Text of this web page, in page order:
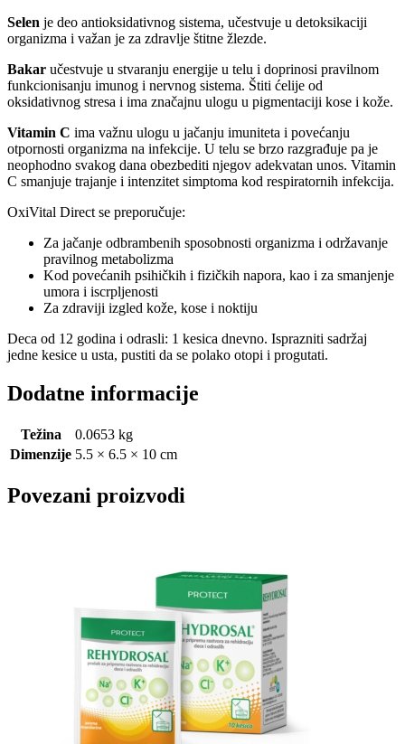
Selen je deo antioksidativnog sistema, učestvuje u detoksikaciji
organizma i važan je za zdravlje štitne žlezde.
Bakar učestvuje u stvaranju energije u telu i doprinosi pravilnom
funkcionisanju imunog i nervnog sistema. Štiti ćelije od
oksidativnog stresa i ima značajnu ulogu u pigmentaciji kose i kože.
Vitamin C ima važnu ulogu u jačanju imuniteta i povećanju
otpornosti organizma na infekcije. U telu se brzo razgrađuje pa je
neophodno svakog dana obezbediti njegov adekvatan unos. Vitamin
C smanjuje trajanje i intenzitet simptoma kod respiratornih infekcija.
OxiVital Direct se preporučuje:
Za jačanje odbrambenih sposobnosti organizma i održavanje
pravilnog metabolizma
Kod povećanih psihičkih i fizičkih napora, kao i za smanjenje
umora i iscrpljenosti
Za zdraviji izgled kože, kose i noktiju
Deca od 12 godina i odrasli: 1 kesica dnevno. Isprazniti sadržaj
jedne kesice u usta, pustiti da se polako otopi i progutati.
Dodatne informacije
Težina
0.0653 kg
Dimenzije 5.5 × 6.5 × 10 cm
Povezani proizvodi